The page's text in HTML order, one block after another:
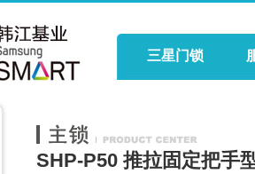
三星门锁
SHP-P50 推拉固定把手